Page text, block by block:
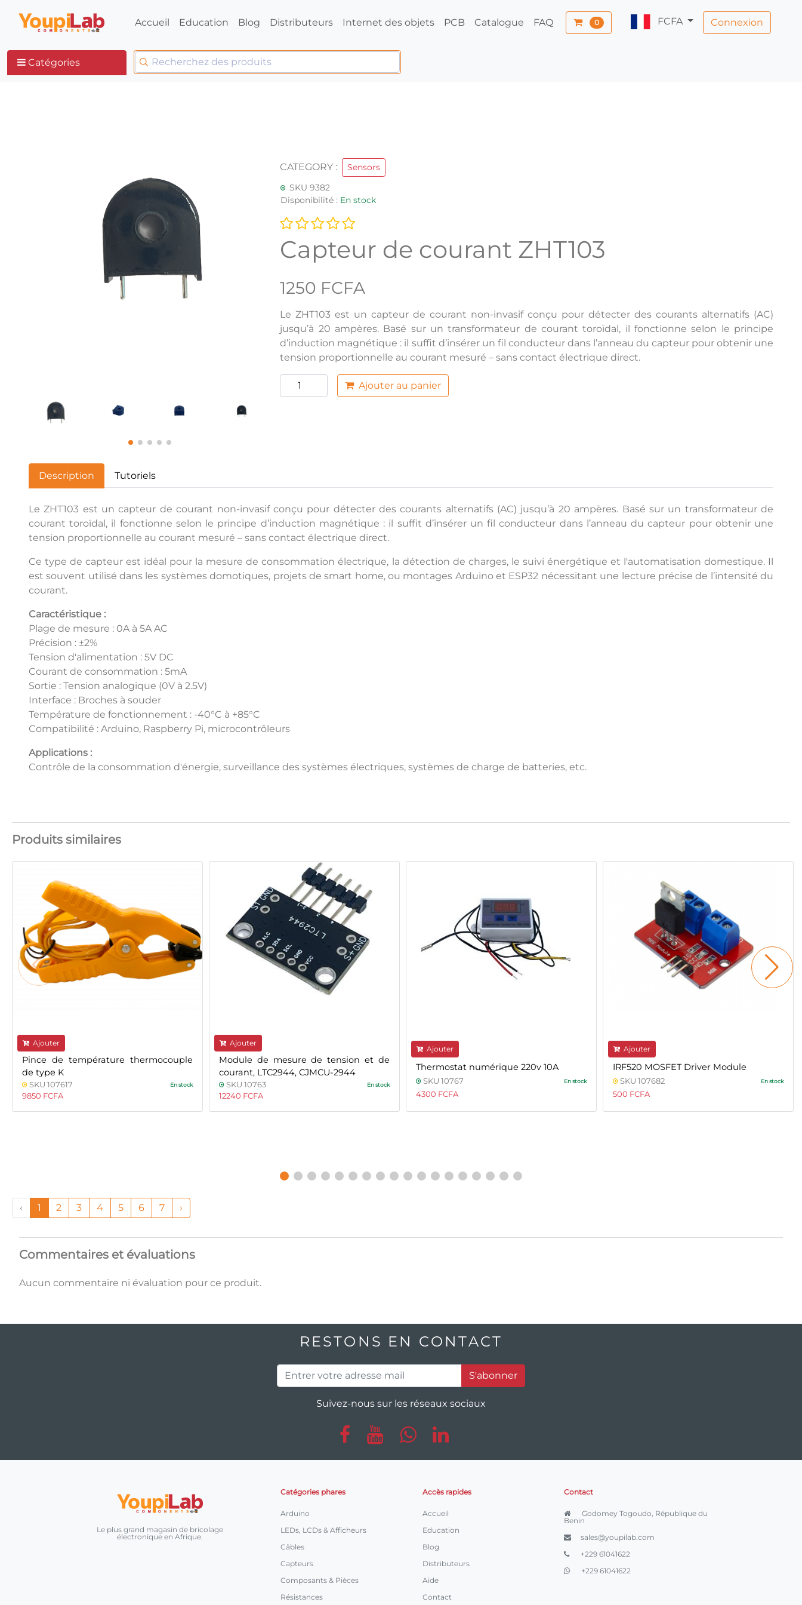
Accueil Education Blog Distributeurs Internet des objets PCB Catalogue FAQ 0 FCFA Connexion
Catégories
CATEGORY :
Sensors
SKU 9382
Disponibilité : En stock
Capteur de courant ZHT103
1250 FCFA
Le ZHT103 est un capteur de courant non-invasif conçu pour détecter des courants alternatifs (AC)
jusqu’à 20 ampères. Basé sur un transformateur de courant toroïdal, il fonctionne selon le principe
d’induction magnétique : il suffit d’insérer un fil conducteur dans l’anneau du capteur pour obtenir une
tension proportionnelle au courant mesuré – sans contact électrique direct.
Ajouter au panier
Description Tutoriels
Le ZHT103 est un capteur de courant non-invasif conçu pour détecter des courants alternatifs (AC) jusqu’à 20 ampères. Basé sur un transformateur de
courant toroïdal, il fonctionne selon le principe d’induction magnétique : il suffit d’insérer un fil conducteur dans l’anneau du capteur pour obtenir une
tension proportionnelle au courant mesuré – sans contact électrique direct.
Ce type de capteur est idéal pour la mesure de consommation électrique, la détection de charges, le suivi énergétique et l'automatisation domestique. Il
est souvent utilisé dans les systèmes domotiques, projets de smart home, ou montages Arduino et ESP32 nécessitant une lecture précise de l’intensité du
courant.
Caractéristique :
Plage de mesure : 0A à 5A AC
Précision : ±2%
Tension d'alimentation : 5V DC
Courant de consommation : 5mA
Sortie : Tension analogique (0V à 2.5V)
Interface : Broches à souder
Température de fonctionnement : -40°C à +85°C
Compatibilité : Arduino, Raspberry Pi, microcontrôleurs
Applications :
Contrôle de la consommation d'énergie, surveillance des systèmes électriques, systèmes de charge de batteries, etc.
Produits similaires
Ajouter
Pince de température thermocouple
de type K
SKU 107617 En stock
9850 FCFA
Ajouter
Module de mesure de tension et de
courant, LTC2944, CJMCU-2944
SKU 10763 En stock
12240 FCFA
Ajouter
Thermostat numérique 220v 10A
SKU 10767 En stock
4300 FCFA
Ajouter
IRF520 MOSFET Driver Module
SKU 107682 En stock
500 FCFA
‹ 1 2 3 4 5 6 7 ›
Commentaires et évaluations
Aucun commentaire ni évaluation pour ce produit.
RESTONS EN CONTACT
S'abonner
Suivez-nous sur les réseaux sociaux
Le plus grand magasin de bricolage
électronique en Afrique.
Catégories phares
Arduino
LEDs, LCDs & Afficheurs
Câbles
Capteurs
Composants & Pièces
Résistances
Accès rapides
Accueil
Education
Blog
Distributeurs
Aide
Contact
Contact
Godomey Togoudo, République du
Benin
sales@youpilab.com
+229 61041622
+229 61041622